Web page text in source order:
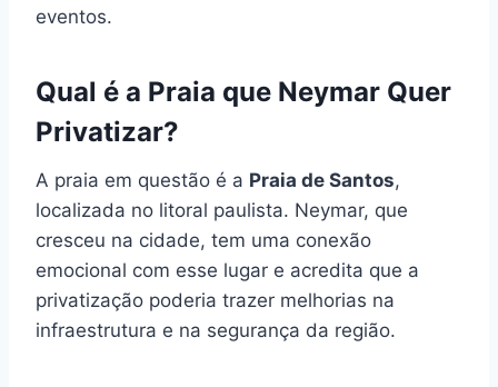
eventos.
Qual é a Praia que Neymar Quer
Privatizar?
A praia em questão é a Praia de Santos,
localizada no litoral paulista. Neymar, que
cresceu na cidade, tem uma conexão
emocional com esse lugar e acredita que a
privatização poderia trazer melhorias na
infraestrutura e na segurança da região.